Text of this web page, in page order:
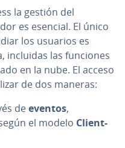
la gestión del
es esencial. El único
los usuarios es
incluidas las funciones
en la nube. El acceso
de dos maneras:
deeventos,
el modelo Client-